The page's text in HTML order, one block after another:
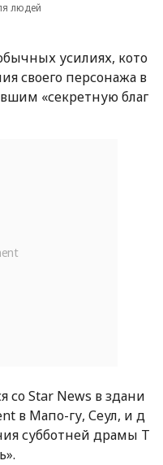
людей
усилиях, кото
своего персонажа в
«секретную благ
со Star News в здани
в Мапо-гу, Сеул, и д
субботней драмы T